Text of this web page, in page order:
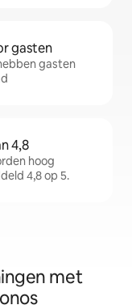
gasten
gasten
4,8
hoog
4,8 op 5.
met